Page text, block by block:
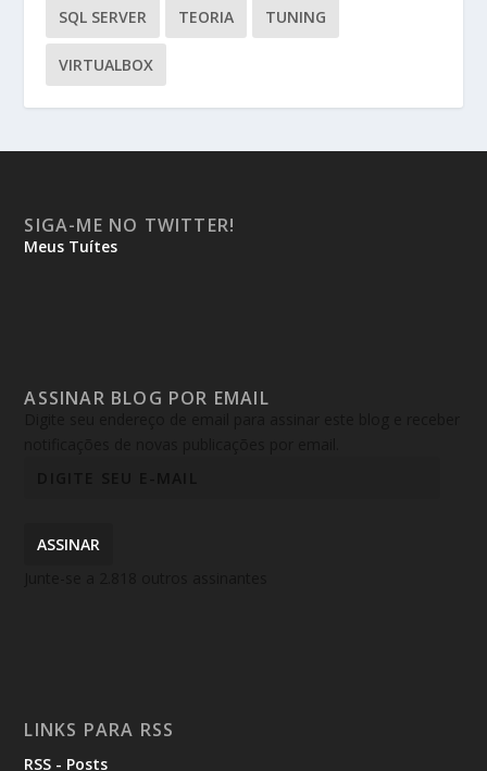
SQL SERVER TEORIA TUNING
VIRTUALBOX
SIGA-ME NO TWITTER!
Meus Tuítes
ASSINAR BLOG POR EMAIL
ASSINAR
LINKS PARA RSS
RSS - Posts